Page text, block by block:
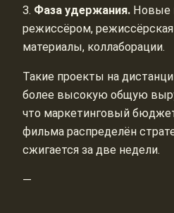
3. Фаза удержания. Новые
режиссёром,
материалы, коллаборации.
Такие проекты на
более высокую общую
что маркетинговый
фильма распределён
сжигается за две недели.
—